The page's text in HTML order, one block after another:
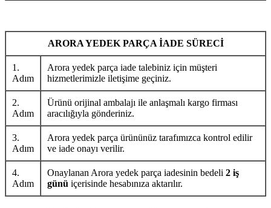
ARORA YEDEK PARÇA İADE SÜRECİ
1.
Adım
Arora yedek parça iade talebiniz için müşteri
hizmetlerimizle iletişime geçiniz.
2.
Adım
Ürünü orijinal ambalajı ile anlaşmalı kargo firması
aracılığıyla gönderiniz.
3.
Adım
Arora yedek parça ürününüz tarafımızca kontrol edilir
ve iade onayı verilir.
4.
Adım
Onaylanan Arora yedek parça iadesinin bedeli 2 iş
günü içerisinde hesabınıza aktarılır.